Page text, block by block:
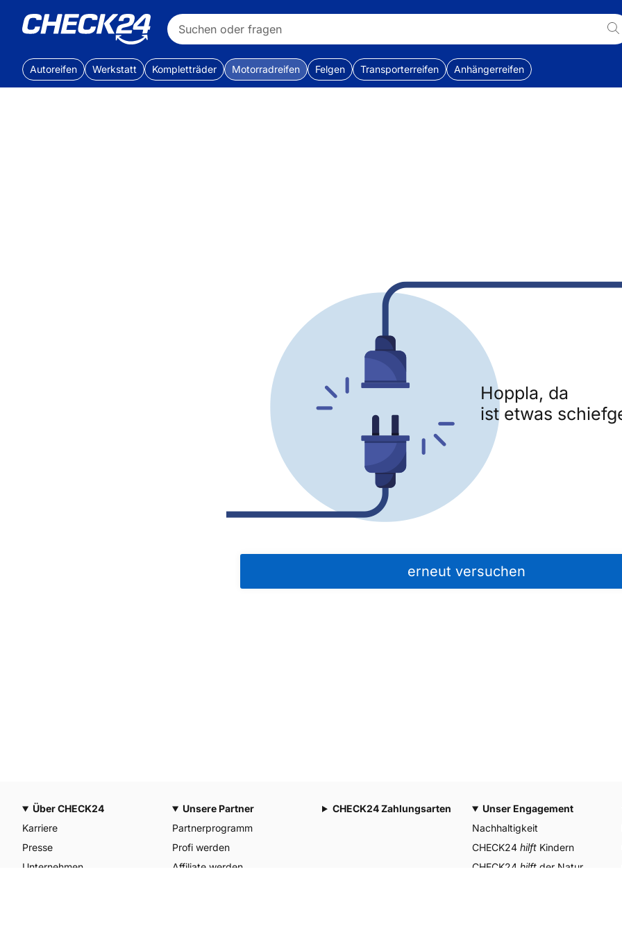
Autoreifen Werkstatt Kompletträder Motorradreifen Felgen Transporterreifen Anhängerreifen
Hoppla, da
ist etwas
erneut versuchen
Über CHECK24
Karriere
Presse
Unternehmen
Unsere Partner
Partnerprogramm
Profi werden
Affiliate werden
Unser Engagement
Nachhaltigkeit
CHECK24 hilft Kindern
CHECK24 hilft der Natur
CHECK24 Zahlungsarten